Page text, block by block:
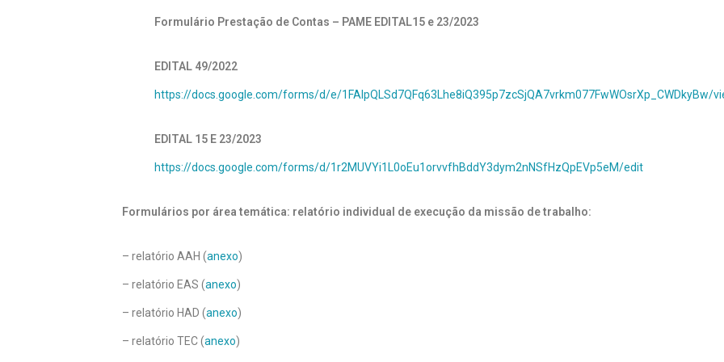
Formulário Prestação de Contas – PAME EDITAL15 e 23/2023
EDITAL 49/2022
https://docs.google.com/forms/d/e/1FAIpQLSd7QFq63Lhe8iQ395p7zcSjQA7vrkm077FwWOsrXp_CWDkyBw/
EDITAL 15 E 23/2023
https://docs.google.com/forms/d/1r2MUVYi1L0oEu1orvvfhBddY3dym2nNSfHzQpEVp5eM/edit
Formulários por área temática: relatório individual de execução da missão de trabalho:
– relatório AAH (anexo)
– relatório EAS (anexo)
– relatório HAD (anexo)
– relatório TEC (anexo)